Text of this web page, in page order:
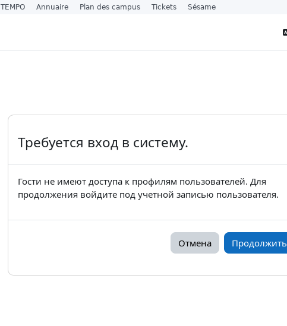
Требуется вход в систему.
Гости не имеют доступа к профилям пользователей. Для
продолжения войдите под учетной записью пользователя.
Отмена Продолжить
TEMPO Annuaire Plan des campus Tickets Sésame